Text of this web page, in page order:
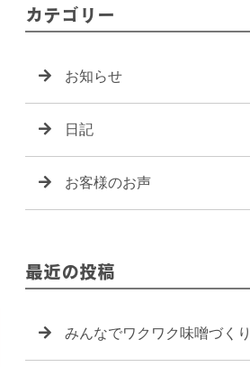
カテゴリー
お知らせ
日記
お客様のお声
最近の投稿
みんなでワクワク味噌づくり